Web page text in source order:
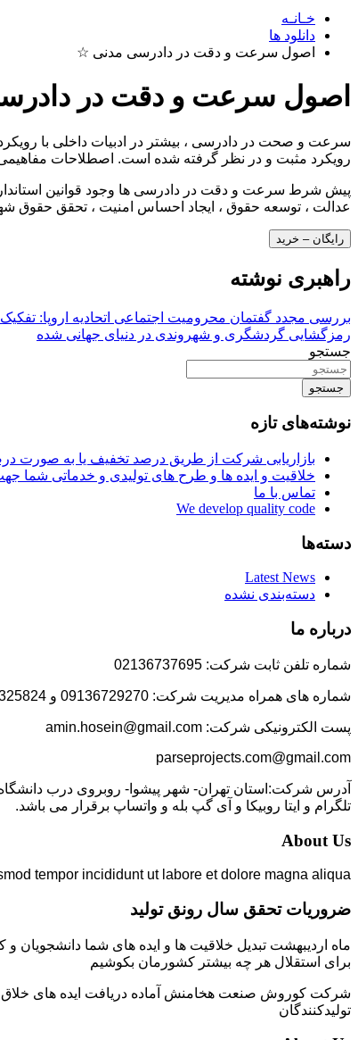
خـانـه
دانلود ها
اصول سرعت و دقت در دادرسی مدنی ☆
اصول سرعت و دقت در
سرعت و صحت در دادرسی ، بیشتر در ادبیات داخلی با
رویکرد مثبت و در نظر گرفته شده است. اصطلاحات
پیش شرط سرعت و دقت در دادرسی ها وجود قوانین
عدالت ، توسعه حقوق ، ایجاد احساس امنیت ، تحقق حقوق
رایگان – خرید
راهبری نوشته
بررسی مجدد گفتمان محرومیت اجتماعی اتحادیه اروپا:
رمزگشایی گردشگری و شهروندی در دنیای جهانی شده
جستجو
جستجو
نوشته‌های تازه
بازاریابی شرکت از طریق درصد تخفیف یا به صورت
خلاقیت و ایده ها و طرح های تولیدی و خدماتی
تماس با ما
We develop quality code
دسته‌ها
Latest News
دسته‌بندی نشده
درباره ما
شماره تلفن ثابت شرکت: 02136737695
شماره های همراه مدیریت شرکت: 09136729270 و 09198325824
پست الکترونیکی شرکت: amin.hosein@gmail.com
parseprojects.com@gmail.com
تلگرام و ایتا روبیکا و آی گپ بله و واتساپ برقرار می باشد.
About Us
tempor incididunt ut labore et dolore magna aliqua.
ضروریات تحقق سال رونق تولید
ماه اردیبهشت تبدیل خلاقیت ها و ایده های شما دانشجویان
برای استقلال هر چه بیشتر کشورمان بکوشیم
شرکت کوروش صنعت هخامنش آماده دریافت ایده های خلاق
تولیدکنندگان